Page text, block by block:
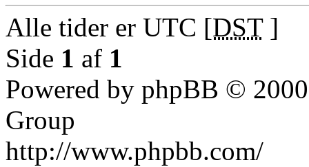
Alle tider er UTC [DST]
Side 1 af 1
Powered by phpBB ©
Group
http://www.phpbb.com/